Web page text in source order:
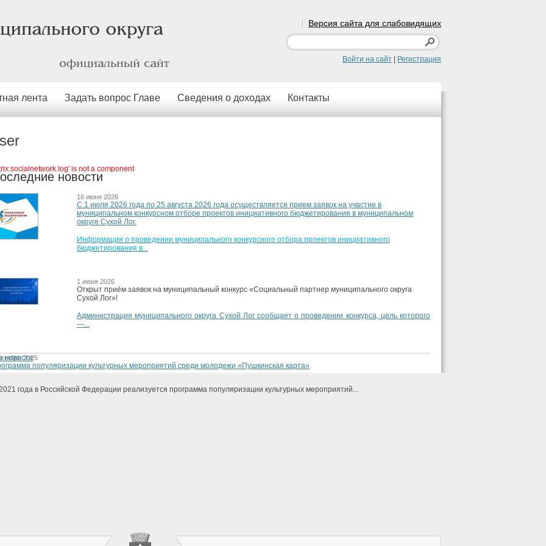
Версия сайта для слабовидящих
Войти на сайт Регистрация
лента Задать вопрос Главе Сведения о доходах Контакты
is not a component
новости
16 июня 2026
С 1 июля 2026 года по 25 августа 2026 года осуществляется прием заявок на участие в
муниципальном конкурсном отборе проектов инициативного бюджетирования в муниципальном
округе Сухой Лог.
Информация о проведении муниципального конкурсного отбора проектов инициативного
бюджетирования в...
1 июня 2026
Открыт приём заявок на муниципальный конкурс «Социальный партнер муниципального округа
Сухой Лог»!
Администрация муниципального округа Сухой Лог сообщает о проведении конкурса, цель которого
—...
2025
популяризации культурных мероприятий среди молодежи «Пушкинская карта»
года в Российской Федерации реализуется программа популяризации культурных мероприятий...
новости